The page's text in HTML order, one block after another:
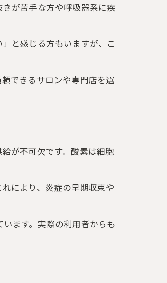
が苦手な方や呼吸器系に疾
と感じる方もいますが、こ
できるサロンや専門店を選
が不可欠です。酸素は細胞
により、炎症の早期収束や
ます。実際の利用者からも